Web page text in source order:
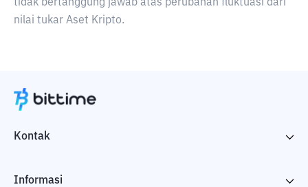
tidak bertanggung jawab atas perubahan fluktuasi dari
nilai tukar Aset Kripto.
Kontak
Informasi